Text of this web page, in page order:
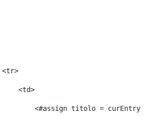
<tr>
<td>
<#assign titolo =